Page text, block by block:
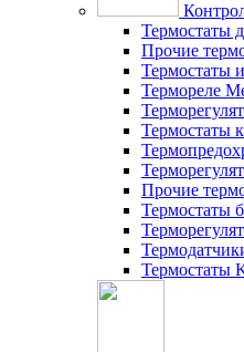
Термостаты
Прочие
Термостаты
Термореле
Термостаты
Прочие
Термостаты
Термостаты